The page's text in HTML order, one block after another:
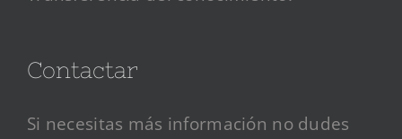
Contactar
Si necesitas más información no dudes